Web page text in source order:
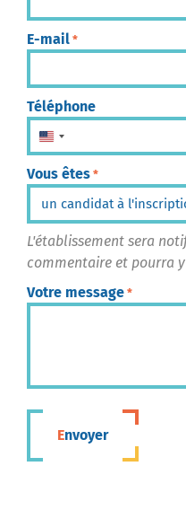
E-mail *
Téléphone
États-Unis +1
Vous êtes *
L'établissement sera
commentaire et pourra
Votre message *
Envoyer